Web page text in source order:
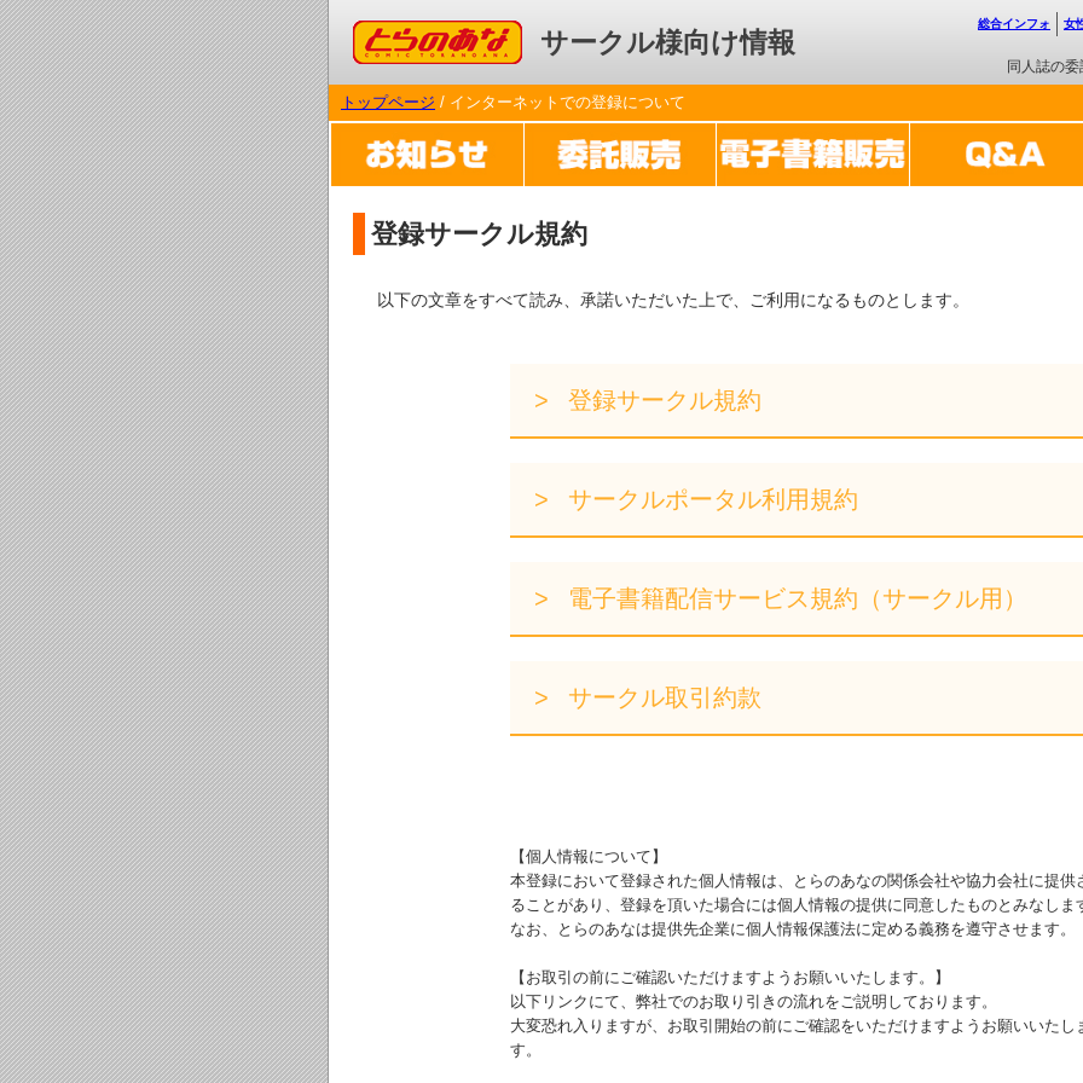
コミックとらのあな サークル様向け情報
同人誌の委
総合インフォ 女
トップページ / インターネットでの登録について
登録サークル規約
以下の文章をすべて読み、承諾いただいた上で、ご利用になるものとします。
登録サークル規約
サークルポータル利用規約
電子書籍配信サービス規約（サークル用）
サークル取引約款
【個人情報について】
本登録において登録された個人情報は、とらのあなの関係会社や協力会社に提供
ることがあり、登録を頂いた場合には個人情報の提供に同意したものとみなしま
なお、とらのあなは提供先企業に個人情報保護法に定める義務を遵守させます。
【お取引の前にご確認いただけますようお願いいたします。】
以下リンクにて、弊社でのお取り引きの流れをご説明しております。
大変恐れ入りますが、お取引開始の前にご確認をいただけますようお願いいたし
す。